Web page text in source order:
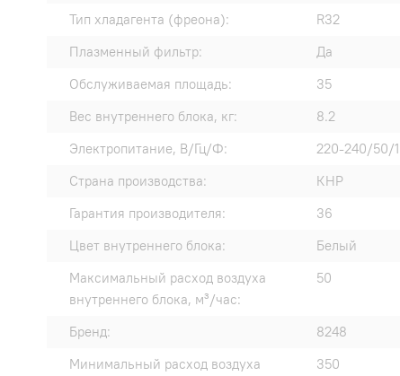
Тип хладагента (фреона):
R32
Плазменный фильтр:
Да
Обслуживаемая площадь:
35
Вес внутреннего блока, кг:
8.2
Электропитание, В/Гц/Ф:
220-240/50/1
Страна производства:
КНР
Гарантия производителя:
36
Цвет внутреннего блока:
Белый
Максимальный расход воздуха
внутреннего блока, м³/час:
50
Бренд:
8248
Минимальный расход воздуха
350